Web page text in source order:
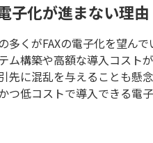
子化が進まない理由
多くがFAXの電子化を望ん
ム構築や高額な導入コスト
先に混乱を与えることも懸
つ低コストで導入できる電